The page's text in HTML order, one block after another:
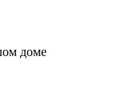
доме